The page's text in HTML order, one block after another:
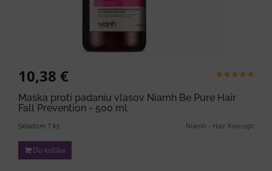
10,38 €
Maska proti padaniu vlasov Niamh Be Pure Hair
Fall Prevention - 500 ml
Niamh - Hair Koncept
Skladom 7 ks
Do košíka